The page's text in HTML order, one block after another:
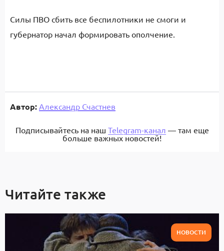
Силы ПВО сбить все беспилотники не смоги и
губернатор начал формировать ополчение.
Автор: Александр Счастнев
Подписывайтесь на наш Telegram-канал — там еще
больше важных новостей!
Читайте также
НОВОСТИ